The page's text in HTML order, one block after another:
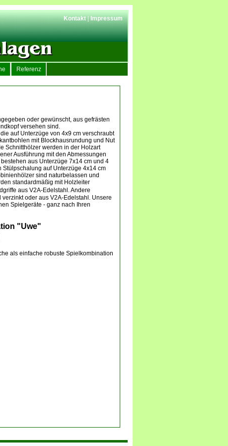
Kontakt| Impressum
Referenz
oder gewünscht, aus gefrästen
versehen sind.
auf Unterzüge von 4x9 cm verschraubt
mit Blockhausrundung und Nut
Schnitthölzer werden in der Holzart
Ausführung mit den Abmessungen
aus Unterzüge 7x14 cm und 4
auf Unterzüge 4x14 cm
sind naturbelassen und
standardmäßig mit Holzleiter
aus V2A-Edelstahl. Andere
oder aus V2A-Edelstahl. Unsere
Spielgeräte - ganz nach Ihren
"Uwe"
als einfache robuste Spielkombination